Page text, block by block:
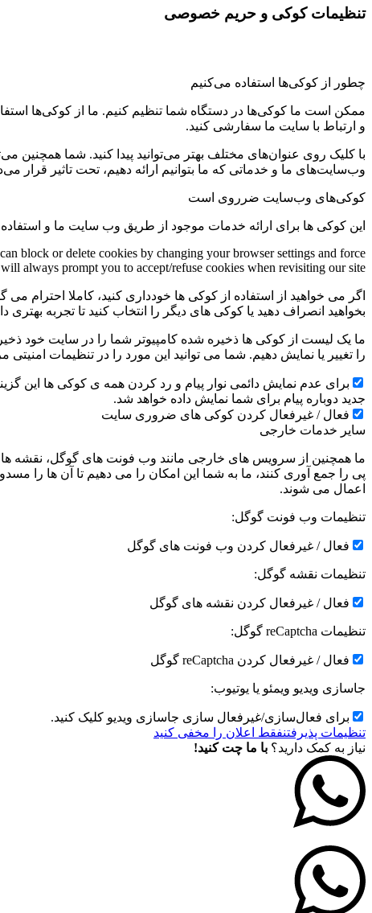
تنظیمات کوکی و حریم خصوصی
چطور از کوکی‌ها استفاده می‌کنیم
ممکن است ما کوکی‌ها در دستگاه شما تنظیم کنیم. ما از کوکی‌ها
و ارتباط با سایت ما سفارشی کنید.
با کلیک روی عنوان‌های مختلف بهتر می‌توانید پیدا کنید. شما همچنین
وب‌سایت‌های ما و خدماتی که ما بتوانیم ارائه دهیم، تحت تاثیر قرار
کوکی‌های وب‌سایت ضرروی است
این کوکی ها برای ارائه خدمات موجود از طریق وب سایت ما و
block or delete cookies by changing your browser settings and force
always prompt you to accept/refuse cookies when revisiting our site.
اگر می خواهید از استفاده از کوکی ها خودداری کنید، کاملا احترام
بخواهید انصراف دهید یا کوکی های دیگر را انتخاب کنید تا تجربه
ما یک لیست از کوکی ها ذخیره شده کامپیوتر شما را در سایت خود
را تغییر یا نمایش دهیم. شما می توانید این مورد را در تنظیمات
جدید دوباره پیام برای شما نمایش داده خواهد شد.
فعال / غیرفعال کردن کوکی های ضروری سایت
سایر خدمات خارجی
ما همچنین از سرویس های خارجی مانند وب فونت های گوگل، نقشه
پی را جمع آوری کنند، ما به شما این امکان را می دهیم تا آن ها را
اعمال می شوند.
تنظیمات وب فونت گوگل:
فعال / غیرفعال کردن وب فونت های گوگل
تنظیمات نقشه گوگل:
فعال / غیرفعال کردن نقشه های گوگل
تنظیمات reCaptcha گوگل:
فعال / غیرفعال کردن reCaptcha گوگل
جاسازی ویدیو ویمئو یا یوتیوب:
برای فعال‌سازی/غیرفعال سازی جاسازی ویدیو کلیک کنید.
تنظیمات پذیرفتنفقط اعلان را مخفی کنید
نیاز به کمک دارید؟ با ما چت کنید!